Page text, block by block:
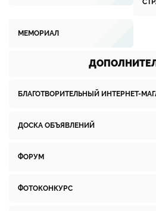
МЕМОРИАЛ
БЛАГОТВОРИТЕЛЬНЫЙ ИНТЕРНЕТ-
ДОСКА ОБЪЯВЛЕНИЙ
ФОРУМ
ФОТОКОНКУРС